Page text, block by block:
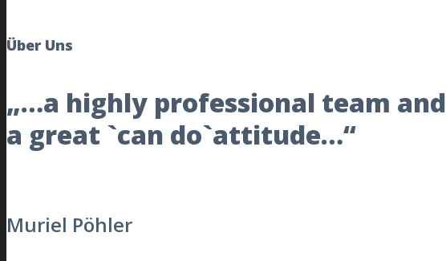
Über Uns
„…a highly professional team and
a great `can do`attitude…“
Muriel Pöhler